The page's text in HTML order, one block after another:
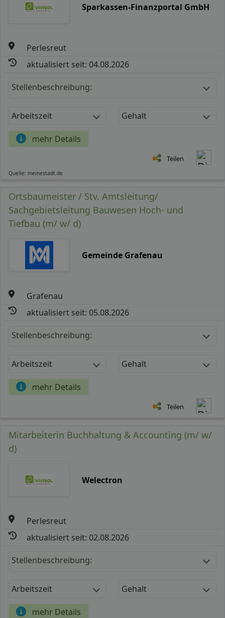
Sparkassen-Finanzportal GmbH
Perlesreut
aktualisiert seit: 04.08.2026
Stellenbeschreibung:
Arbeitszeit Gehalt
mehr Details
Teilen
Quelle: meinestadt.de
Ortsbaumeister / Stv. Amtsleitung/
Sachgebietsleitung Bauwesen Hoch- und
Tiefbau (m/ w/ d)
Gemeinde Grafenau
Grafenau
aktualisiert seit: 05.08.2026
Stellenbeschreibung:
Arbeitszeit Gehalt
mehr Details
Teilen
Mitarbeiterin Buchhaltung & Accounting (m/ w/
d)
Welectron
Perlesreut
aktualisiert seit: 02.08.2026
Stellenbeschreibung:
Arbeitszeit Gehalt
mehr Details